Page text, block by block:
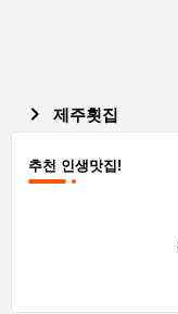
제주횟집
추천 인생맛집!